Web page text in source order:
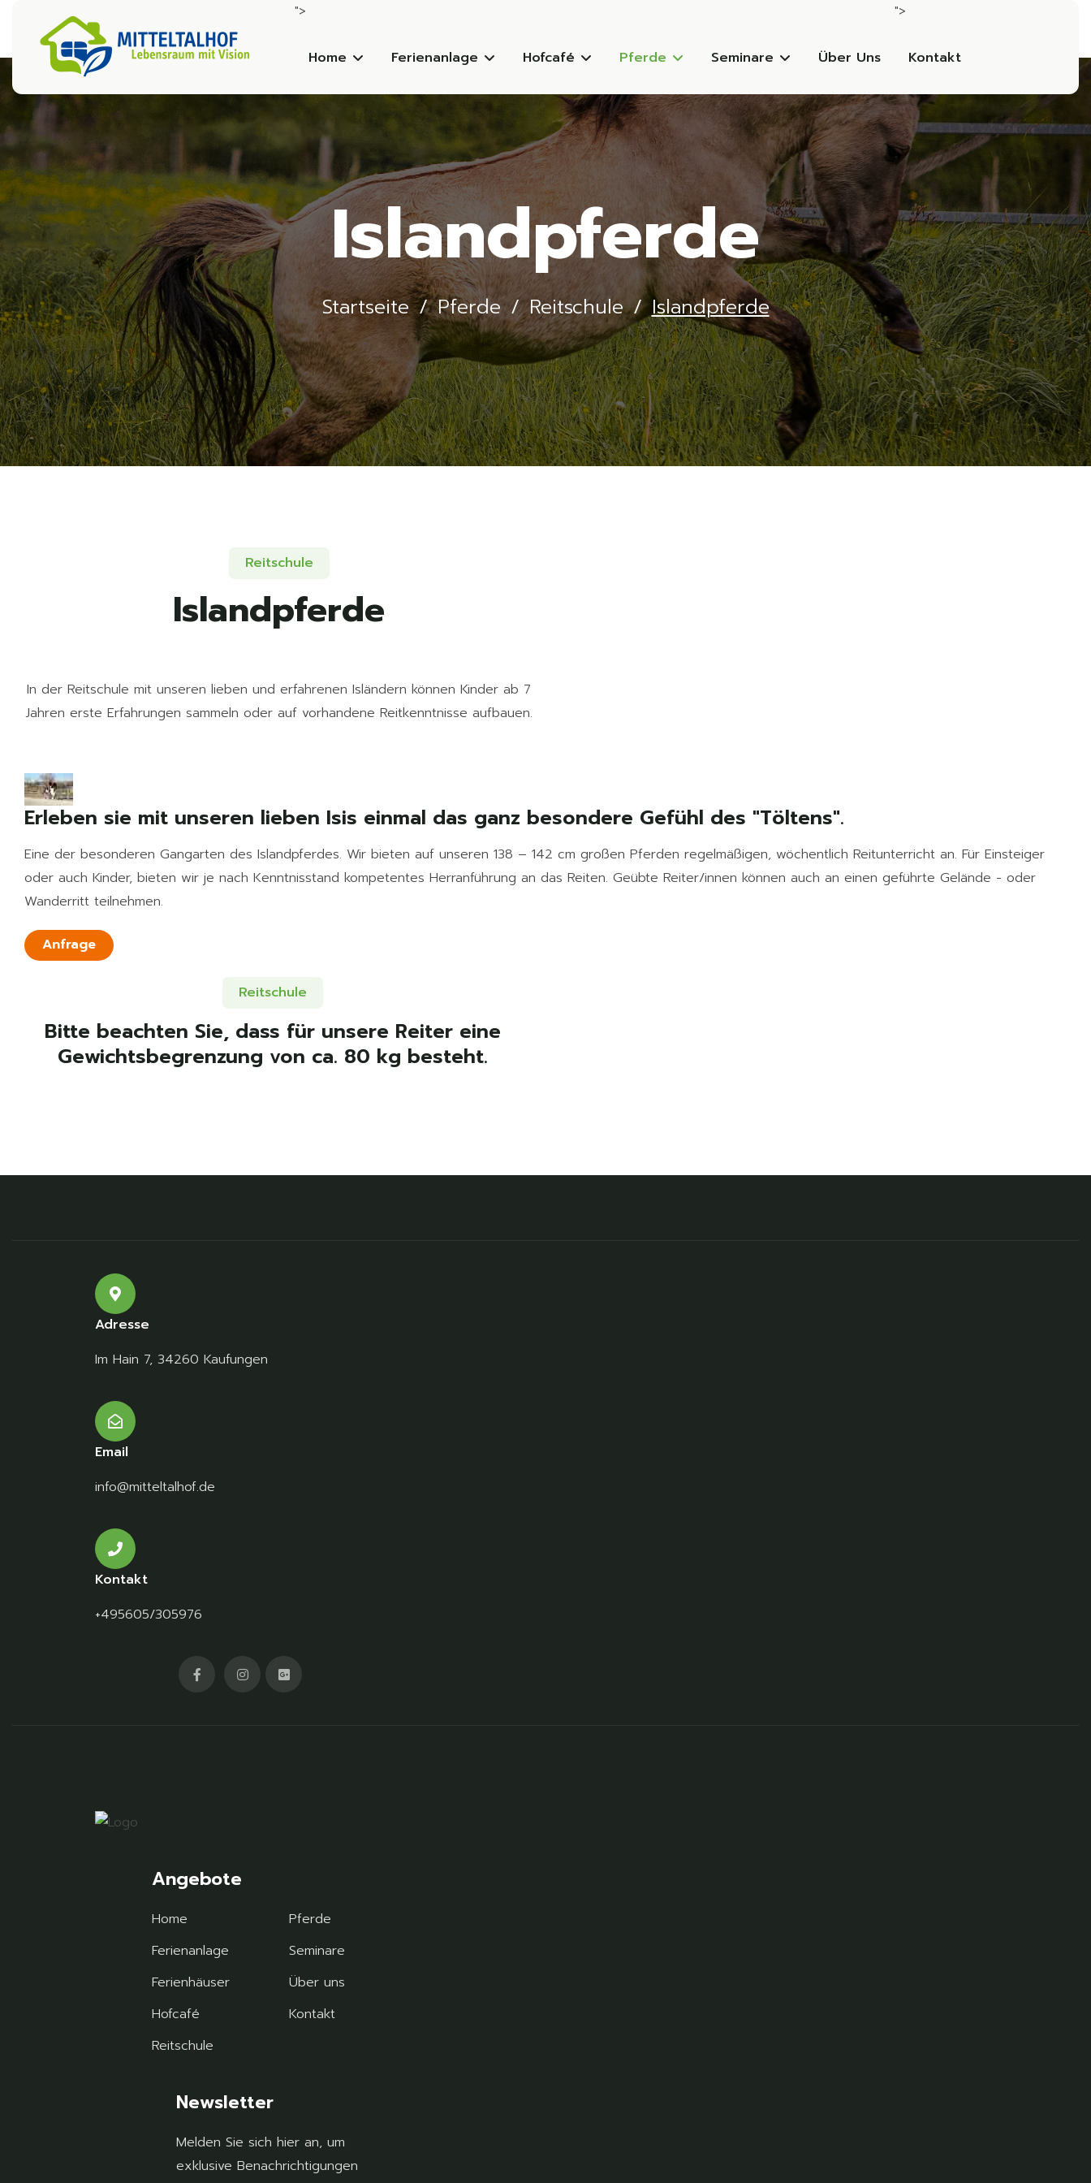
">
Home Ferienanlage Hofcafé Pferde Seminare Über Uns
">
Kontakt
Islandpferde
Startseite Pferde Reitschule Islandpferde
Reitschule
Islandpferde
In der Reitschule mit unseren lieben und erfahrenen Isländern können Kinder ab 7
Jahren erste Erfahrungen sammeln oder auf vorhandene Reitkenntnisse aufbauen.
Erleben sie mit unseren lieben Isis einmal das ganz besondere Gefühl des "Töltens".
Eine der besonderen Gangarten des Islandpferdes. Wir bieten auf unseren 138 – 142 cm großen Pferden regelmäßigen, wöchentlich Reitunterricht an. Für Einsteiger
oder auch Kinder, bieten wir je nach Kenntnisstand kompetentes Herranführung an das Reiten. Geübte Reiter/innen können auch an einen geführte Gelände - oder
Wanderritt teilnehmen.
Anfrage
Reitschule
Bitte beachten Sie, dass für unsere Reiter eine
Gewichtsbegrenzung von ca. 80 kg besteht.
Adresse
Im Hain 7, 34260 Kaufungen
Email
info@mitteltalhof.de
Kontakt
+495605/305976
Angebote
Home
Ferienanlage
Ferienhäuser
Hofcafé
Reitschule
Pferde
Seminare
Über uns
Kontakt
Newsletter
Melden Sie sich hier an, um
exklusive Benachrichtigungen